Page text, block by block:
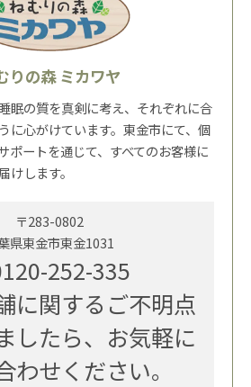
りの森 ミカワヤ
眠の質を真剣に考え、それぞれに合
に心がけています。東金市にて、個
ポートを通じて、すべてのお客様に
けします。
〒283-0802
県東金市東金1031
252-335
に関するご不明点
したら、お気軽に
わせください。